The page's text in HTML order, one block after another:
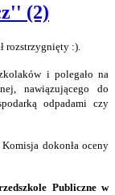
(2)
rozstrzygnięty :).
i polegało na
nawiązującego do
odpadami czy
dokonła oceny
Publiczne w